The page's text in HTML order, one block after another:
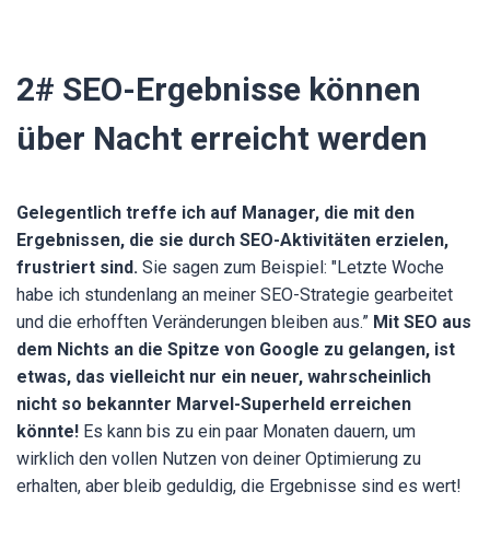
2# SEO-Ergebnisse können
über Nacht erreicht werden
Gelegentlich treffe ich auf Manager, die mit den
Ergebnissen, die sie durch SEO-Aktivitäten erzielen,
frustriert sind. Sie sagen zum Beispiel: "Letzte Woche
habe ich stundenlang an meiner SEO-Strategie gearbeitet
und die erhofften Veränderungen bleiben aus.” Mit SEO aus
dem Nichts an die Spitze von Google zu gelangen, ist
etwas, das vielleicht nur ein neuer, wahrscheinlich
nicht so bekannter Marvel-Superheld erreichen
könnte! Es kann bis zu ein paar Monaten dauern, um
wirklich den vollen Nutzen von deiner Optimierung zu
erhalten, aber bleib geduldig, die Ergebnisse sind es wert!